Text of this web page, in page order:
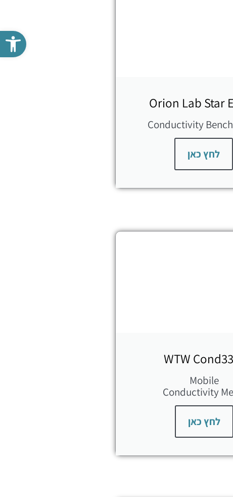
Orion Lab Star
Conductivity
לחץ כאן
WTW
Mobile
Conductivity
לחץ כאן
פתח סרגל נגישות